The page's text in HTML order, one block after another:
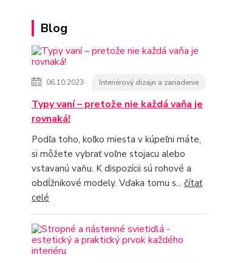
Blog
06.10.2023 Interiérový dizajn a zariadenie
Typy vaní – pretože nie každá vaňa je
rovnaká!
Podľa toho, koľko miesta v kúpeľni máte,
si môžete vybrať voľne stojacu alebo
vstavanú vaňu. K dispozícii sú rohové a
obdĺžnikové modely. Vďaka tomu s... čítať
celé